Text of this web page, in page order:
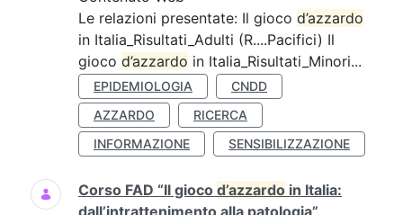
Le relazioni presentate: Il gioco d’azzardo
in Italia_Risultati_Adulti (R....Pacifici) Il
gioco d’azzardo in Italia_Risultati_Minori...
EPIDEMIOLOGIA
CNDD
AZZARDO
RICERCA
INFORMAZIONE
SENSIBILIZZAZIONE
Corso FAD “Il gioco d’azzardo in Italia:
dall’intrattenimento alla patologia”